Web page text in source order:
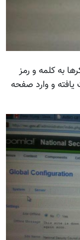
به کلمه و رمز
و وارد صفحه